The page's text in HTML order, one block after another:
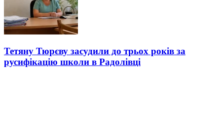
Тетяну Тюрєву засудили до трьох років за
русифікацію школи в Радолівці